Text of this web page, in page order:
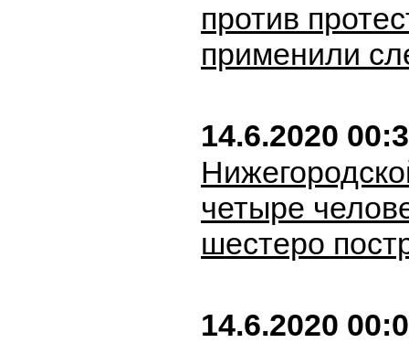
против
применили
14.6.2020
четыре
шестеро
14.6.2020